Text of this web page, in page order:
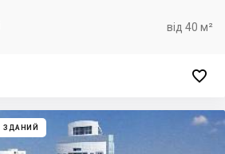
від 40 м²

ЗДАНИЙ